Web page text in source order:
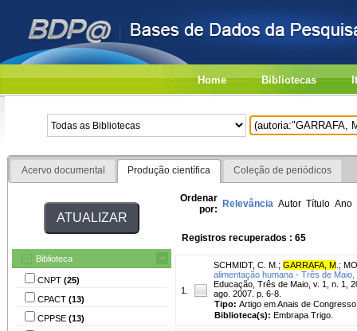
Home Bibliotecas
Acervo documental Produção científica Coleção de periódicos
Biblioteca
CNPT (25)
CPACT (13)
CPPSE (13)
Ordenar
por: Relevância Autor Título Ano
Registros recuperados : 65
1.
SCHMIDT, C. M. ; GARRAFA, M ;
alimentação humana - Três de Maio,
Educação, Três de Maio, v. 1, n. 1,
ago. 2007. p. 6-8.
Tipo: Artigo em Anais de
Biblioteca(s): Embrapa Trigo.